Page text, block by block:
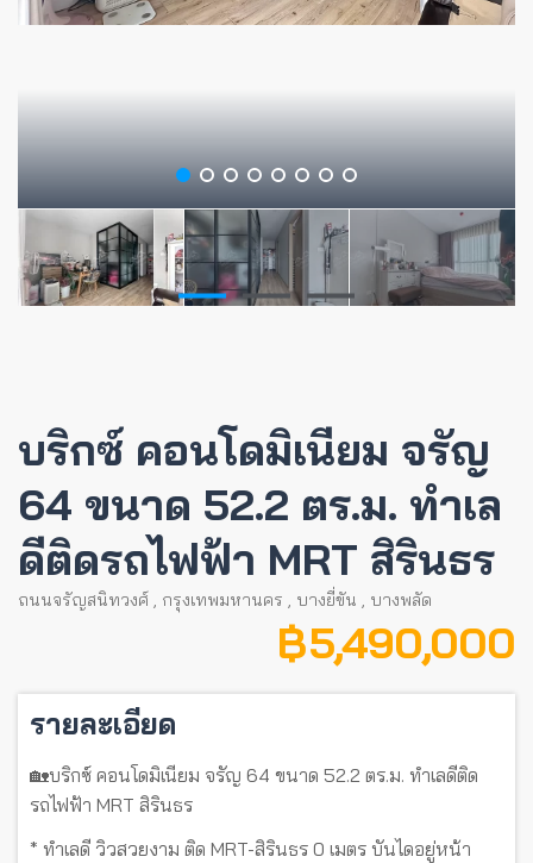
บริกซ์ คอนโดมิเนียม จรัญ
64 ขนาด 52.2 ตร.ม. ทำเล
ดีติดรถไฟฟ้า MRT สิรินธร
ถนนจรัญสนิทวงศ์ , กรุงเทพมหานคร , บางยี่ขัน , บางพลัด
฿ 5,490,000
รายละเอียด
🏡บริกซ์ คอนโดมิเนียม จรัญ 64 ขนาด 52.2 ตร.ม. ทำเลดีติด
รถไฟฟ้า MRT สิรินธร
* ทำเลดี วิวสวยงาม ติด MRT-สิรินธร 0 เมตร บันไดอยู่หน้า